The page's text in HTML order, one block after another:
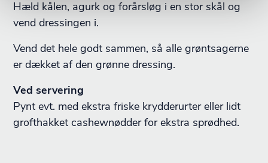
Hæld kålen, agurk og forårsløg i en stor skål og
vend dressingen i.
Vend det hele godt sammen, så alle grøntsagerne
er dækket af den grønne dressing.
Ved servering
Pynt evt. med ekstra friske krydderurter eller lidt
grofthakket cashewnødder for ekstra sprødhed.